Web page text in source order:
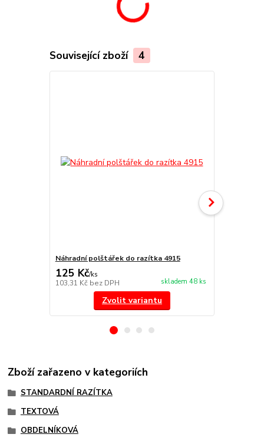
Související zboží 4
Náhradní polštářek do razítka 4915
125 Kč/ks
103,31 Kč bez DPH skladem 48 ks
Zvolit variantu
Zboží zařazeno v kategoriích
STANDARDNÍ RAZÍTKA
TEXTOVÁ
OBDELNÍKOVÁ